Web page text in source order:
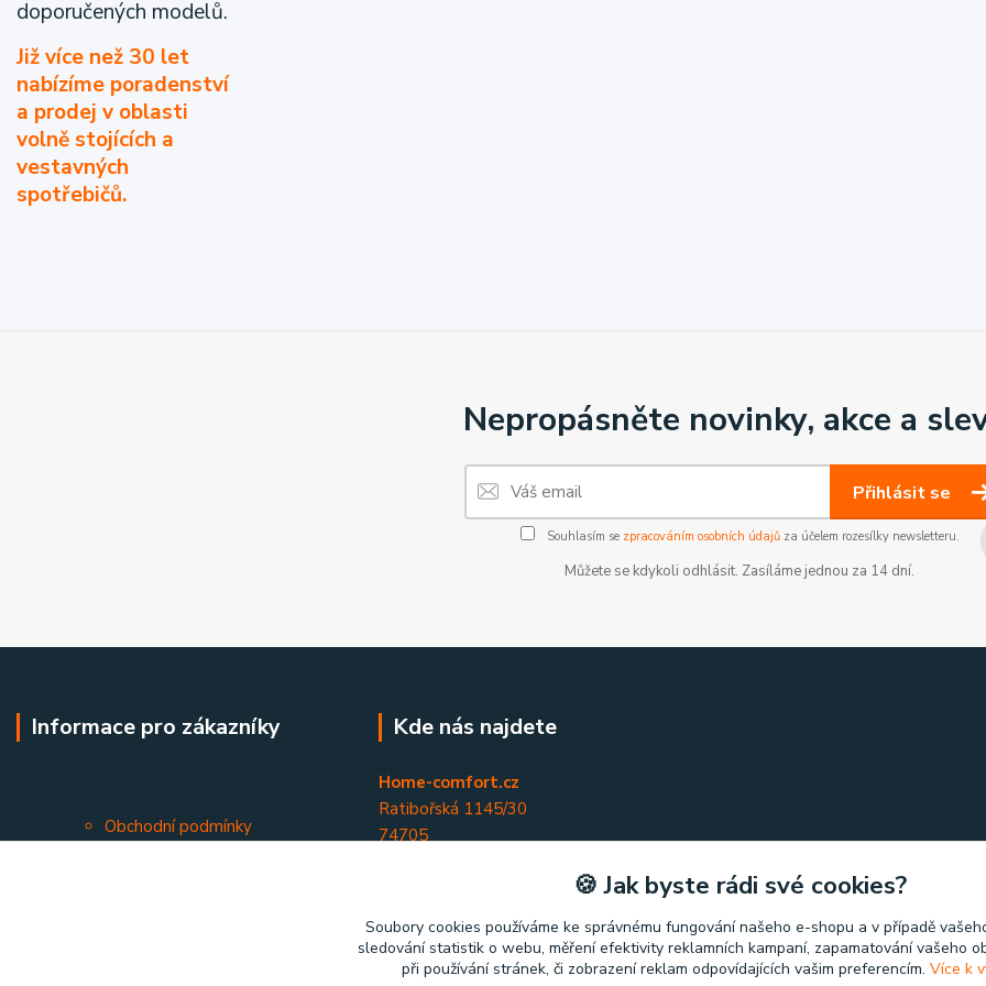
doporučených modelů.
Již více než 30 let
nabízíme poradenství
a prodej v oblasti
volně stojících a
vestavných
spotřebičů.
Nepropásněte novinky, akce a
Přihlásit se
Souhlasím se zpracováním osobních údajůza účelem rozesílky newsletteru.
Můžete se kdykoli odhlásit. Zasíláme jednou za 14 dní.
Informace pro zákazníky
Obchodní podmínky
Kde nás najdete
Home-comfort.cz
Ratibořská 1145/30
74705
🍪 Jak byste rádi své cookies?
Soubory cookies používáme ke správnému fungování našeho e-shopu a v případě
sledování statistik o webu, měření efektivity reklamních kampaní, zapamatování vašeho
při používání stránek, či zobrazení reklam odpovídajících vašim preferencím. Více k